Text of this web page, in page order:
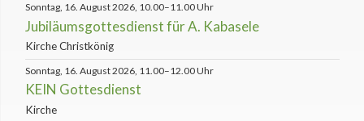
Sonntag, 16. August 2026, 10.00–11.00 Uhr
Jubiläumsgottesdienst für A. Kabasele
Kirche Christkönig
Sonntag, 16. August 2026, 11.00–12.00 Uhr
KEIN Gottesdienst
Kirche